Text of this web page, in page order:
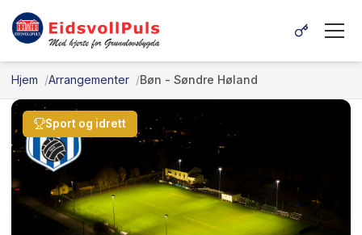
Hjem Arrangementer Bøn - Søndre Høland
Sport og idrett